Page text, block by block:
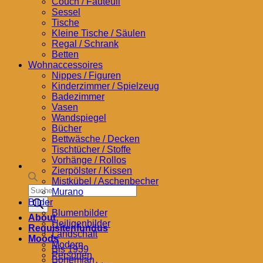
Products
search
About
Requisitenfundus
Moods
Bis 1939
Bohemian
Sessel
Tische
Kleine Tische / Säulen
Regal / Schrank
Betten
Wohnaccessoires
Nippes / Figuren
Kinderzimmer / Spielzeug
Badezimmer
Vasen
Wandspiegel
Bücher
Bettwäsche / Decken
Tischtücher / Stoffe
Vorhänge / Rollos
Zierpölster / Kissen
Mistkübel / Aschenbecher
Murano
Bilder
Blumenbilder
Heiligenbilder
Landschaft
Modern
Personen